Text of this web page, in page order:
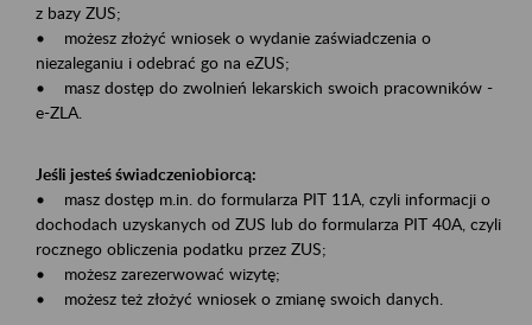
z bazy ZUS;
• możesz złożyć wniosek o wydanie zaświadczenia o
niezaleganiu i odebrać go na eZUS;
• masz dostęp do zwolnień lekarskich swoich pracowników -
e-ZLA.
Jeśli jesteś świadczeniobiorcą:
• masz dostęp m.in. do formularza PIT 11A, czyli informacji o
dochodach uzyskanych od ZUS lub do formularza PIT 40A, czyli
rocznego obliczenia podatku przez ZUS;
• możesz zarezerwować wizytę;
• możesz też złożyć wniosek o zmianę swoich danych.